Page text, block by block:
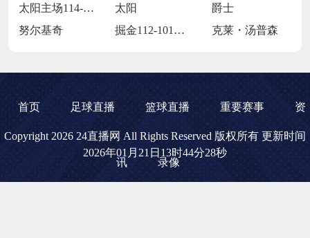
太阳主场114-106力克爵士
太阳
爵士
努尔基奇
掘金112-101逆转独行侠 克莱・汤普森
首页 足球直播 篮球直播 重要赛事 资
讯 录像
Copyright 2026 24直播网 All Rights Reserved 版权所有 更新时间
2026年01月21日13时44分28秒